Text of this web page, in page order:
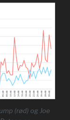
(rød) og Joe